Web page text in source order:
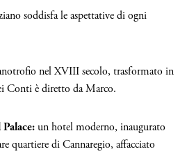
soddisfa le aspettative di ogni
nel XVIII secolo, trasformato in
Conti è diretto da Marco.
un hotel moderno, inaugurato
quartiere di Cannaregio, affacciato